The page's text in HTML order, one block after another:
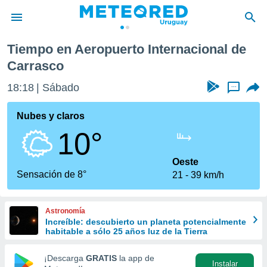
de
por
para
que se
calidad.
las
y
forma
basada
Tiempo en Aeropuerto Internacional de
Carrasco
18:18 Sábado ...
Nubes y claros
10°
Sensación de 8°
Oeste
21
39 km/h
Astronomía
Increíble: descubierto un planeta potencialmente
habitable a sólo 25 años luz de la Tierra
¡Descarga GRATIS la app de
Instalar